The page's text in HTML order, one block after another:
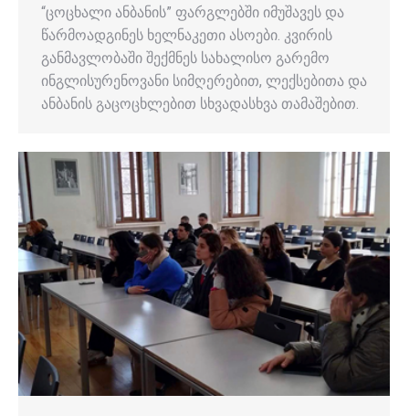
“ცოცხალი ანბანის” ფარგლებში იმუშავეს და
წარმოადგინეს ხელნაკეთი ასოები. კვირის
განმავლობაში შექმნეს სახალისო გარემო
ინგლისურენოვანი სიმღერებით, ლექსებითა და
ანბანის გაცოცხლებით სხვადასხვა თამაშებით.